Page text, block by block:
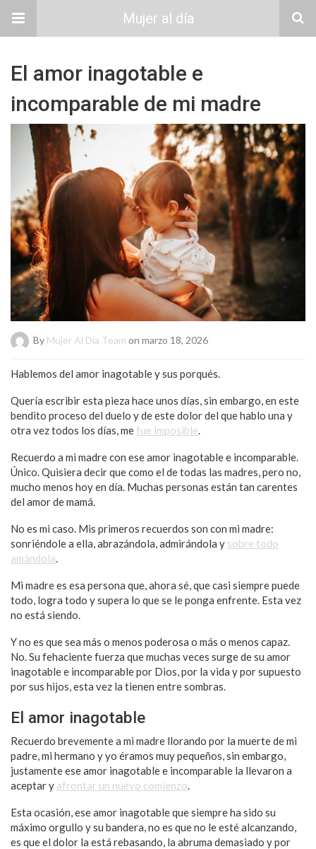
Mujer al día
El amor inagotable e
incomparable de mi madre
By Mujer Al Día Team on marzo 18, 2026
Hablemos del amor inagotable y sus porqués.
Quería escribir esta pieza hace unos días, sin embargo, en este
bendito proceso del duelo y de este dolor del que hablo una y
otra vez todos los días, me fue imposible.
Recuerdo a mi madre con ese amor inagotable e incomparable.
Único. Quisiera decir que como el de todas las madres, pero no,
mucho menos hoy en día. Muchas personas están tan carentes
del amor de mamá.
No es mi caso. Mis primeros recuerdos son con mi madre:
sonriéndole a ella, abrazándola, admirándola y sobre todo
amándola.
Mi madre es esa persona que, ahora sé, que casi siempre puede
todo, logra todo y supera lo que se le ponga enfrente. Esta vez
no está siendo.
Y no es que sea más o menos poderosa o más o menos capaz.
No. Su fehaciente fuerza que muchas veces surge de su amor
inagotable e incomparable por Dios, por la vida y por supuesto
por sus hijos, esta vez la tienen entre sombras.
El amor inagotable
Recuerdo brevemente a mi madre llorando por la muerte de mi
padre, mi hermano y yo éramos muy pequeños, sin embargo,
justamente ese amor inagotable e incomparable la llevaron a
aceptar y afrontar un nuevo comienzo.
Esta ocasión, ese amor inagotable que siempre ha sido su
máximo orgullo y su bandera, no es que no le esté alcanzando,
es que el dolor la está rebasando, la abruma demasiado y por